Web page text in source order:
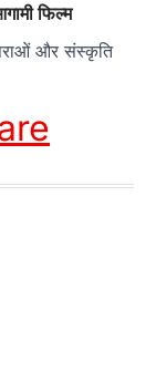
फिल्म
और संस्कृति